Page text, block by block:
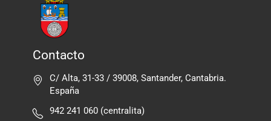
Contacto
C/ Alta, 31-33 / 39008, Santander, Cantabria.
España
942 241 060 (centralita)